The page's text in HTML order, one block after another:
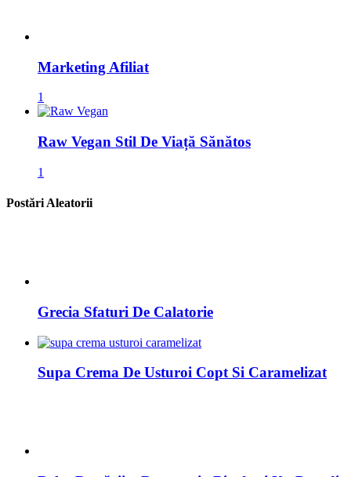
Marketing Afiliat
1
Raw Vegan Stil De Viață Sănătos
1
Postări Aleatorii
Grecia Sfaturi De Calatorie
Supa Crema De Usturoi Copt Si Caramelizat